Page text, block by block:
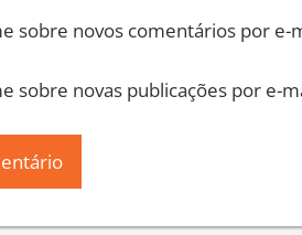
sobre novos comentários por e-
sobre novas publicações por e-